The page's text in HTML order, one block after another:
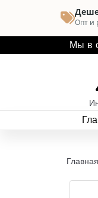
Опт и
Мы в
Главная